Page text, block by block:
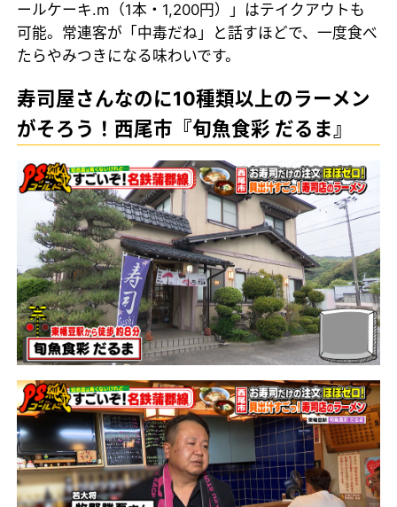
ールケーキ.m（1本・1,200円）」はテイクアウトも
可能。常連客が「中毒だね」と話すほどで、一度食べ
たらやみつきになる味わいです。
寿司屋さんなのに10種類以上のラーメン
がそろう！西尾市『旬魚食彩 だるま』